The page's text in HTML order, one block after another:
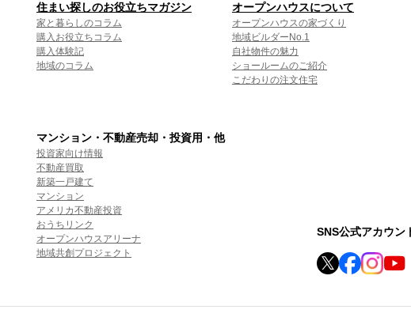
住まい探しのお役立ちマガジン
家と暮らしのコラム
購入お役立ちコラム
購入体験記
地域のコラム
オープンハウスについて
オープンハウスの家づくり
地域ビルダーNo.1
自社物件の魅力
ショールームのご紹介
こだわりの注文住宅
マンション・不動産売却・投資用・他
投資家向け情報
不動産買取
新築一戸建て
マンション
アメリカ不動産投資
おうちリンク
オープンハウスアリーナ
地域共創プロジェクト
SNS公式アカウン